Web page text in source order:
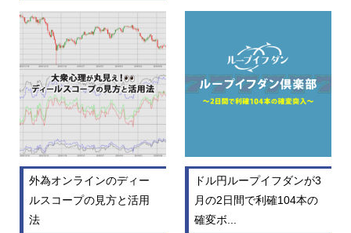
外為オンラインのディー
ルスコープの見方と活用
法
ドル円ループイフダンが3
月の2日間で利確104本の
確変ボ...